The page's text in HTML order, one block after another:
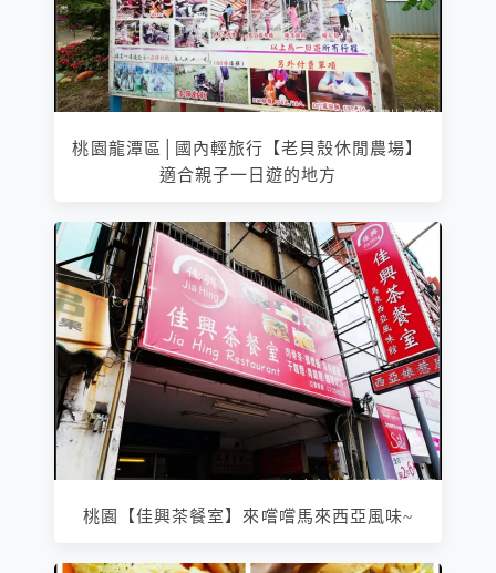
桃園龍潭區│國內輕旅行【老貝殼休閒農場】
適合親子一日遊的地方
桃園【佳興茶餐室】來嚐嚐馬來西亞風味~